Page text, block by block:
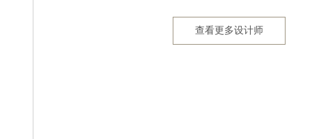
查看更多设计师